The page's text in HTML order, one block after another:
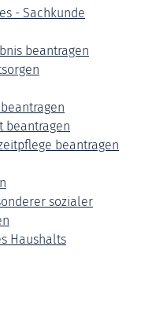
- Sachkunde
beantragen
beantragen
beantragen
sozialer
Haushalts